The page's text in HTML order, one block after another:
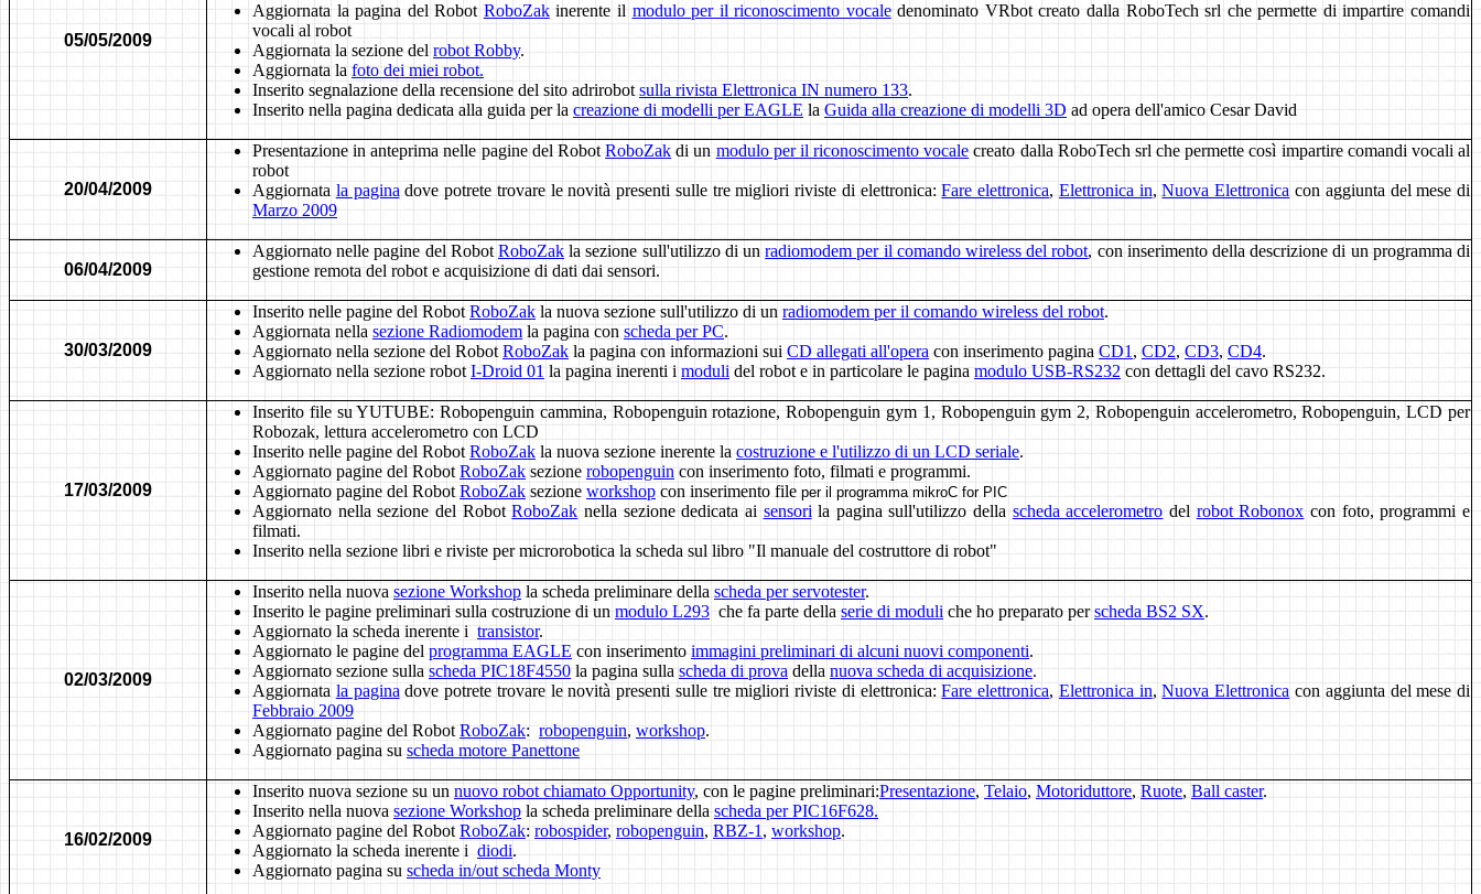
05/05/2009
Aggiornata la pagina del Robot RoboZakinerente il modulo per il riconoscimento vocaledenominato VRbot creato dalla RoboTech srl che permette di impartire comandi
vocali al robot
Aggiornata la sezione del robot Robby.
Aggiornata la foto dei miei robot.
Inserito segnalazione della recensione del sito adrirobot sulla rivista Elettronica IN numero 133.
Inserito nella pagina dedicata alla guida per la creazione di modelli per EAGLE la Guida alla creazione di modelli 3D ad opera dell'amico Cesar David
20/04/2009
Presentazione in anteprima nelle pagine del RobotRoboZak di un modulo per il riconoscimento vocale creato dalla RoboTech srl che permette così impartire comandi vocali al
robot
Aggiornata la pagina dove potrete trovare le novità presenti sulle tre migliori riviste di elettronica:Fare elettronica, Elettronica in,Nuova Elettronica con aggiunta del mese di
Marzo 2009
06/04/2009
Aggiornato nelle pagine del Robot RoboZak la sezione sull'utilizzo di unradiomodem per il comando wireless del robot, con inserimento della descrizione di un programma di
gestione remota del robot e acquisizione di dati dai sensori.
30/03/2009
Inserito nelle pagine del Robot RoboZak la nuova sezione sull'utilizzo di un radiomodem per il comando wireless del robot.
Aggiornata nella sezione Radiomodem la pagina con scheda per PC.
Aggiornato nella sezione del Robot RoboZak la pagina con informazioni sui CD allegati all'opera con inserimento pagina CD1 , CD2, CD3, CD4.
Aggiornato nella sezione robot I-Droid 01 la pagina inerenti i moduli del robot e in particolare le pagina modulo USB-RS232 con dettagli del cavo RS232.
17/03/2009
Inserito file su YUTUBE: Robopenguin cammina, Robopenguin rotazione, Robopenguin gym 1, Robopenguin gym 2, Robopenguin accelerometro, Robopenguin, LCD per
Robozak, lettura accelerometro con LCD
Inserito nelle pagine del Robot RoboZak la nuova sezione inerente la costruzione e l'utilizzo di un LCD seriale.
Aggiornato pagine del Robot RoboZak sezione robopenguin con inserimento foto, filmati e programmi.
Aggiornato pagine del Robot RoboZak sezione workshop con inserimento file per il programma mikroC for PIC
Aggiornato nella sezione del RobotRoboZak nella sezione dedicata ai sensori la pagina sull'utilizzo della scheda accelerometro del robot Robonox con foto, programmi e
filmati.
Inserito nella sezione libri e riviste per microrobotica la scheda sul libro "Il manuale del costruttore di robot"
02/03/2009
Inserito nella nuova sezione Workshop la scheda preliminare della scheda per servotester.
Inserito le pagine preliminari sulla costruzione di un modulo L293 che fa parte della serie di moduli che ho preparato perscheda BS2 SX.
Aggiornato la scheda inerente i transistor.
Aggiornato le pagine del programma EAGLE con inserimento immagini preliminari di alcuni nuovi componenti.
Aggiornato sezione sulla scheda PIC18F4550 la pagina sulla scheda di prova della nuova scheda di acquisizione.
Aggiornata la pagina dove potrete trovare le novità presenti sulle tre migliori riviste di elettronica:Fare elettronica, Elettronica in,Nuova Elettronica con aggiunta del mese di
Febbraio 2009
Aggiornato pagine del Robot RoboZak: robopenguin, workshop.
Aggiornato pagina su scheda motore Panettone
16/02/2009
Inserito nuova sezione su un nuovo robot chiamato Opportunity, con le pagine preliminari:Presentazione, Telaio, Motoriduttore, Ruote, Ball caster.
Inserito nella nuova sezione Workshop la scheda preliminare della scheda per PIC16F628.
Aggiornato pagine del Robot RoboZak: robospider, robopenguin, RBZ-1 , workshop.
Aggiornato la scheda inerente i diodi.
Aggiornato pagina su scheda in/out scheda Monty